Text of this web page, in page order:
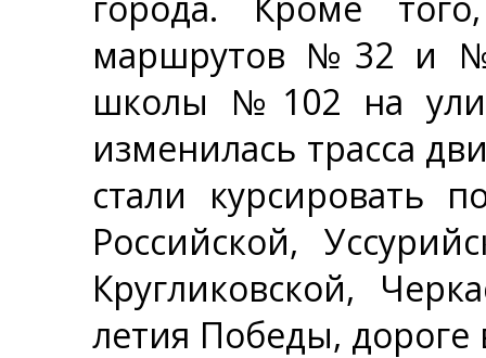
маршрутов №32 и
школы №102 на
изменилась трасса
стали курсировать
Российской,
Кругликовской,
летия Победы,